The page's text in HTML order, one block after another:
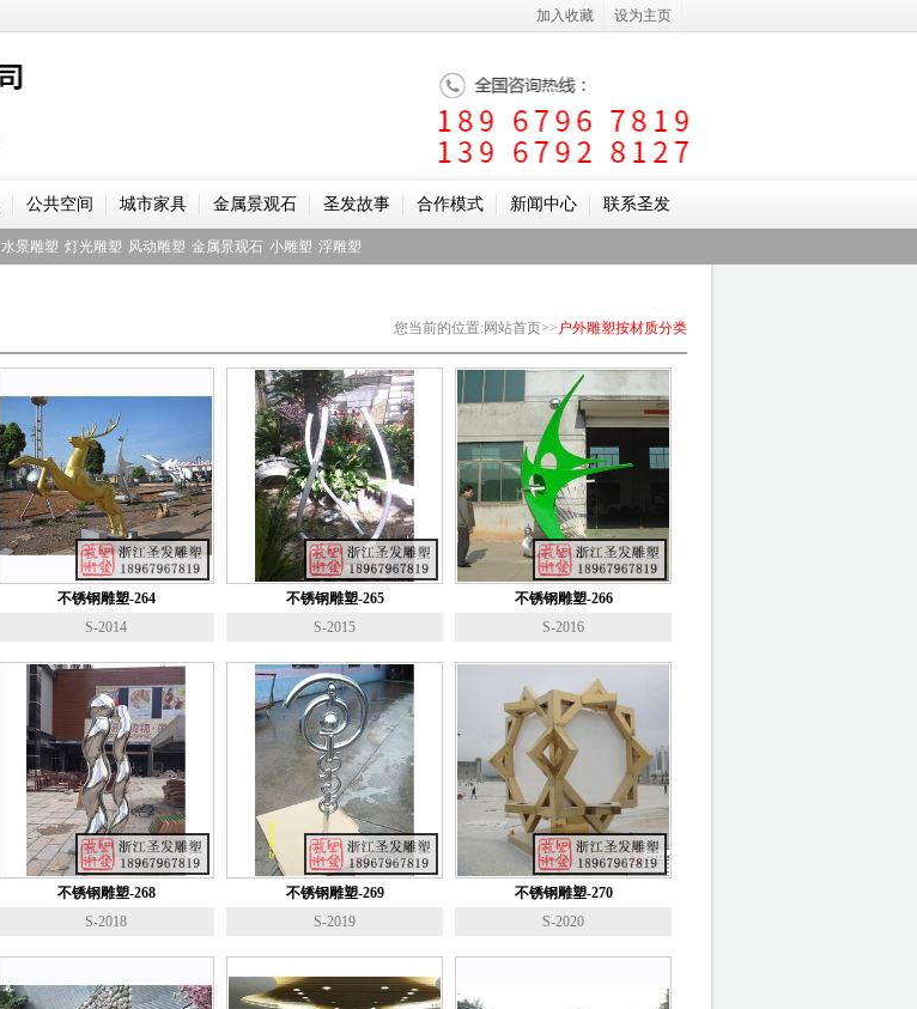
公共空间 城市家具 金属景观石 圣发故事 合作模式 新闻中心 联系圣发
水景雕塑 灯光雕塑 风动雕塑 金属景观石 小雕塑 浮雕塑
您当前的位置:网站首页>> 户外雕塑按材质分类
不锈钢雕塑-264
S-2014
不锈钢雕塑-265
S-2015
不锈钢雕塑-266
S-2016
不锈钢雕塑-268
S-2018
不锈钢雕塑-269
S-2019
不锈钢雕塑-270
S-2020
加入收藏 设为主页